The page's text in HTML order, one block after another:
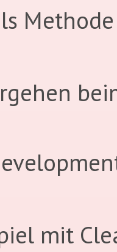
mit